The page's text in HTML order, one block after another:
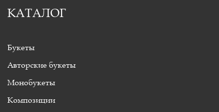
КАТАЛОГ
Букеты
Авторские букеты
Монобукеты
Композиции